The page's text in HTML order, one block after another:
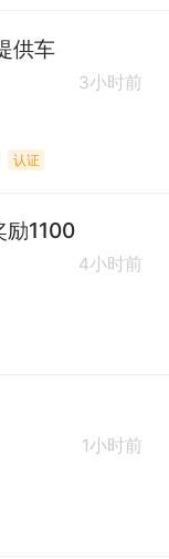
供车
3小时前
认证
励1100
4小时前
1小时前